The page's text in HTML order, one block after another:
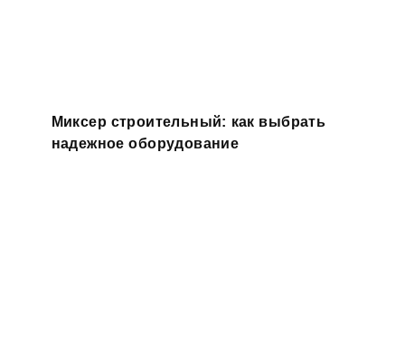
Миксер строительный: как выбрать
надежное оборудование